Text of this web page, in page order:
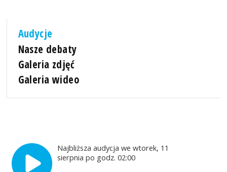
Audycje
Nasze debaty
Galeria zdjęć
Galeria wideo
Najbliższa audycja we wtorek, 11
sierpnia po godz. 02:00